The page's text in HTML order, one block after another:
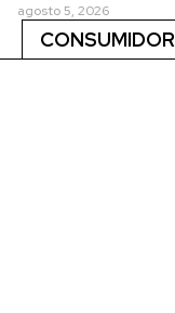
agosto 5, 2026
CONSUMIDOR